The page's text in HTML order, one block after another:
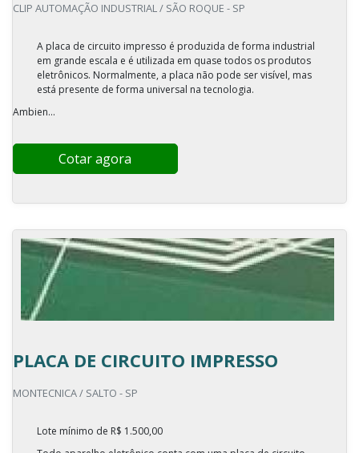
CLIP AUTOMAÇÃO INDUSTRIAL / SÃO ROQUE - SP
A placa de circuito impresso é produzida de forma industrial
em grande escala e é utilizada em quase todos os produtos
eletrônicos. Normalmente, a placa não pode ser visível, mas
está presente de forma universal na tecnologia.
Ambien...
Cotar agora
PLACA DE CIRCUITO IMPRESSO
MONTECNICA / SALTO - SP
Lote mínimo de R$ 1.500,00